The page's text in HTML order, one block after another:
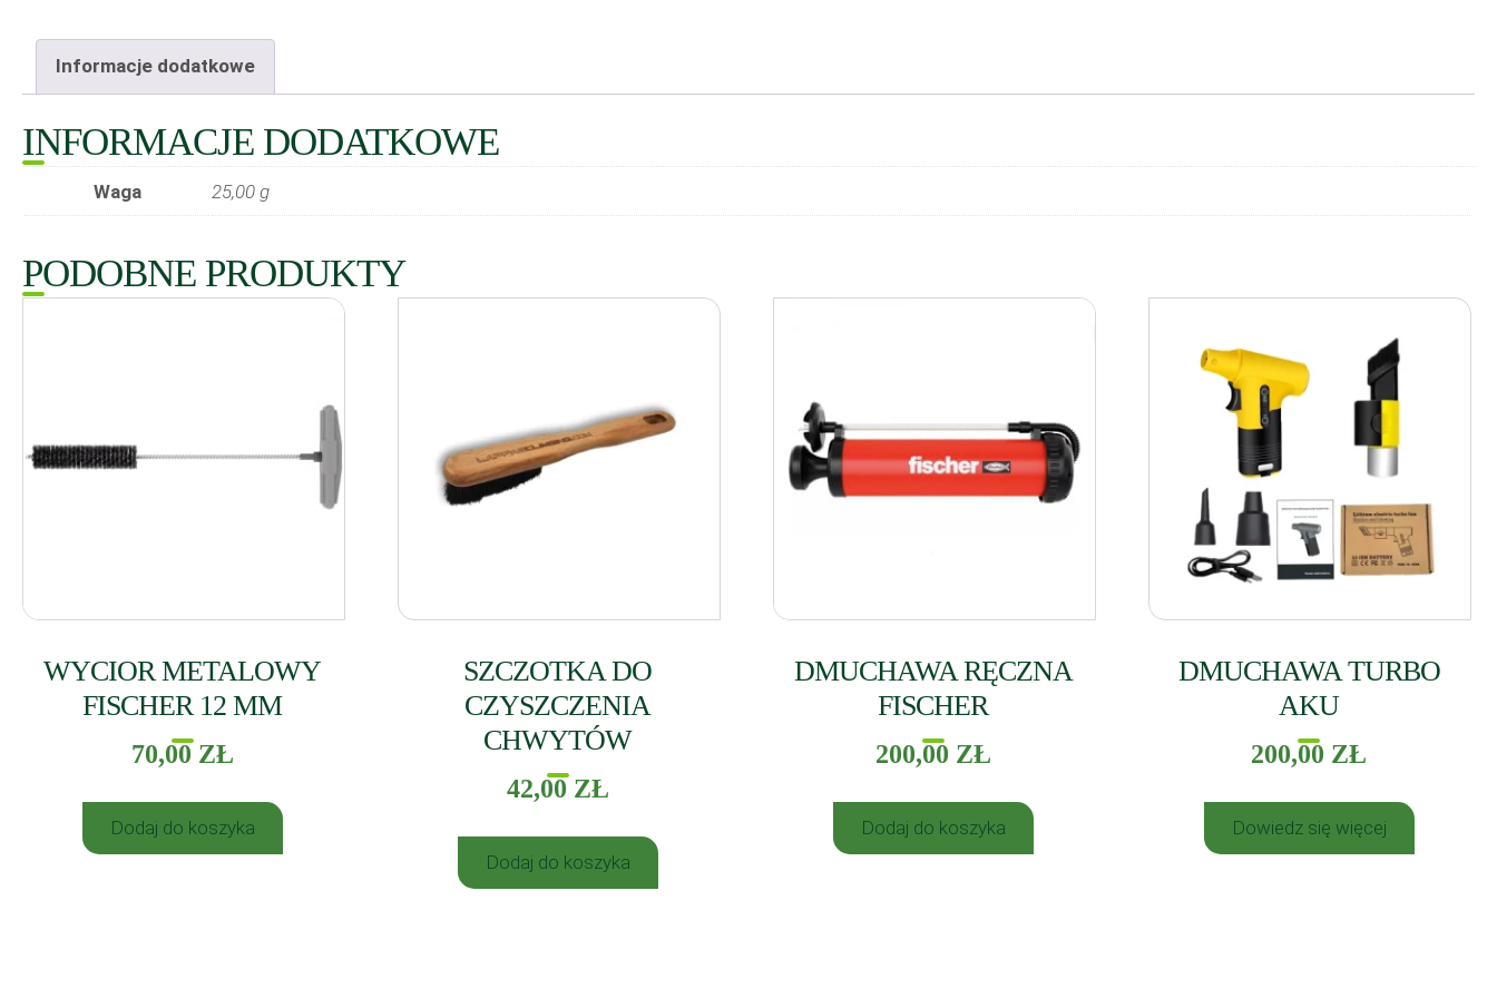
Informacje dodatkowe
INFORMACJE DODATKOWE
Waga 25,00 g
PODOBNE PRODUKTY
WYCIOR METALOWY
FISCHER 12 MM
70,00 ZŁ
Dodaj do koszyka
SZCZOTKA DO
CZYSZCZENIA
CHWYTÓW
42,00 ZŁ
Dodaj do koszyka
DMUCHAWA RĘCZNA
FISCHER
200,00 ZŁ
Dodaj do koszyka
DMUCHAWA TURBO
AKU
200,00 ZŁ
Dowiedz się więcej